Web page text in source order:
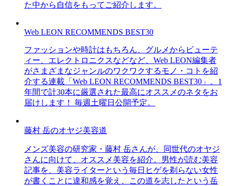
た中から自信をもってご紹介します。
Web LEON RECOMMENDS BEST30
ファッションや時計はもちろん、グルメからビューテ
ィー、エレクトロニクスなどなど、Web LEON編集者
がさまざまなジャンルのワクワクするモノ・コトを紹
介する連載「Web LEON RECOMMENDS BEST30」。1
年間で計30本に厳選された最高にオススメのネタをお
届けします！ 毎週土曜日公開予定。
藤村 岳のオヤジ美容道
メンズ美容の研究家・藤村 岳さんが、同世代のオヤジ
さんに向けて、オススメ美容を紹介。男性が読む美容
記事を、美容ライターという毎日ヒゲを剃らない女性
が書くことに違和感を覚え、この道を志したという岳